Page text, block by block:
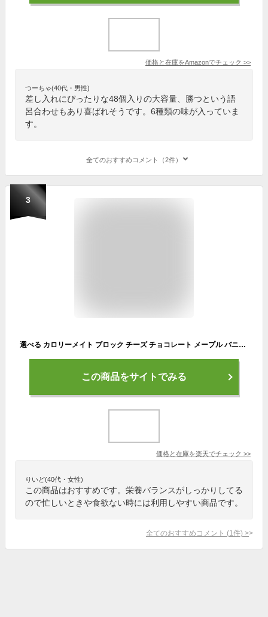
価格と在庫をAmazonでチェック >>
つーちゃ(40代・男性)
差し入れにぴったりな48個入りの大容量、勝つという語
呂合わせもあり喜ばれそうです。6種類の味が入っていま
す。
全てのおすすめコメント（2件）
3
選べる カロリーメイト ブロック チーズ チョコレート メープル バニラ フルーツ 1箱& ソイジョイ 12種 アソート soyjoy セット まとめ買い 詰め合わせ 栄養補給 バランス栄養食 大豆バー 低GI おやつ ダイエット中 間食 低GI食品 大豆 お菓子 おいしいおかし 小腹 手軽
この商品をサイトでみる
価格と在庫を楽天でチェック >>
りいど(40代・女性)
この商品はおすすめです。栄養バランスがしっかりしてる
ので忙しいときや食欲ない時には利用しやすい商品です。
全てのおすすめコメント (1 件) >